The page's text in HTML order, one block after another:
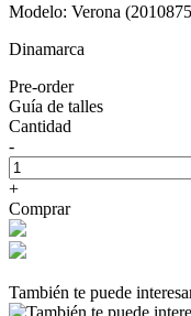
Modelo: Verona
Dinamarca
Pre-order
Guía de talles
Cantidad
-
+
Comprar
También te puede